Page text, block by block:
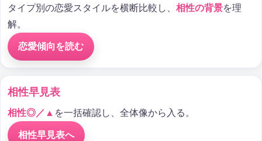
タイプ別の恋愛スタイルを横断比較し、 相性の背景を理
解。
恋愛傾向を読む
相性早見表
相性◎／▲ を一括確認し、全体像から入る。
相性早見表へ